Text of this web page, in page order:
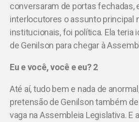
conversaram de portas fechadas,
interlocutores o assunto principal
institucionais, foi política. Ela teria
de Genilson para chegar à
Eu e você, você e eu? 2
Até aí, tudo bem e nada de
pretensão de Genilson também
vaga na Assembleia Legislativa. E